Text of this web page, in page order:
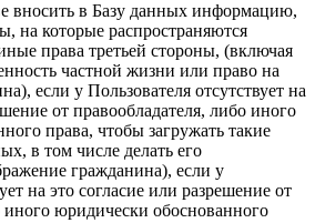
вносить в Базу данных информацию,
на которые распространяются
права третьей стороны, (включая
частной жизни или право на
если у Пользователя отсутствует на
от правообладателя, либо иного
права, чтобы загружать такие
в том числе делать его
гражданина), если у
на это согласие или разрешение от
иного юридически обоснованного